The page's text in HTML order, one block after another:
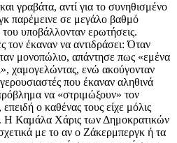
γραβάτα, αντί για το συνηθισμένο
παρέμεινε σε μεγάλο βαθμό
υποβάλλονταν ερωτήσεις.
τον έκαναν να αντιδράσει: Όταν
μονοπώλιο, απάντησε πως «εμένα
χαμογελώντας, ενώ ακούγονταν
που έκαναν αληθινά
να «στριμώξουν» τον
ο καθένας τους είχε μόλις
Η Καμάλα Χάρις των Δημοκρατικών
με το αν ο Ζάκερμπεργκ ή τα